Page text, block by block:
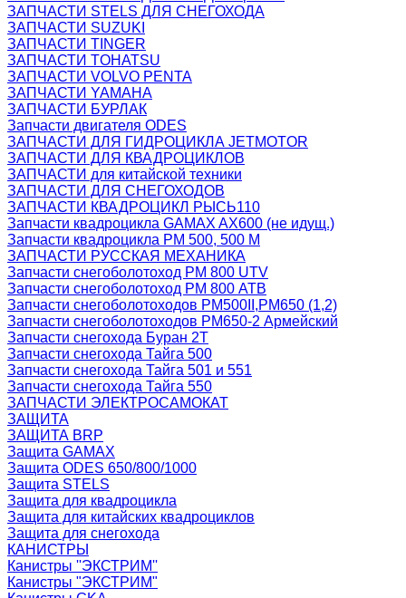
ЗАПЧАСТИ STELS ДЛЯ СНЕГОХОДА
ЗАПЧАСТИ SUZUKI
ЗАПЧАСТИ TINGER
ЗАПЧАСТИ TOHATSU
ЗАПЧАСТИ VOLVO PENTA
ЗАПЧАСТИ YAMAHA
ЗАПЧАСТИ БУРЛАК
Запчасти двигателя ODES
ЗАПЧАСТИ ДЛЯ ГИДРОЦИКЛА JETMOTOR
ЗАПЧАСТИ ДЛЯ КВАДРОЦИКЛОВ
ЗАПЧАСТИ для китайской техники
ЗАПЧАСТИ ДЛЯ СНЕГОХОДОВ
ЗАПЧАСТИ КВАДРОЦИКЛ РЫСЬ110
Запчасти квадроцикла GAMAX AX600 (не идущ.)
Запчасти квадроцикла РМ 500, 500 М
ЗАПЧАСТИ РУССКАЯ МЕХАНИКА
Запчасти снегоболотоход РМ 800 UTV
Запчасти снегоболотоход РМ 800 АТВ
Запчасти снегоболотоходов РМ500II,РМ650 (1,2)
Запчасти снегоболотоходов РМ650-2 Армейский
Запчасти снегохода Буран 2Т
Запчасти снегохода Тайга 500
Запчасти снегохода Тайга 501 и 551
Запчасти снегохода Тайга 550
ЗАПЧАСТИ ЭЛЕКТРОСАМОКАТ
ЗАЩИТА
ЗАЩИТА BRP
Защита GAMAX
Защита ODES 650/800/1000
Защита STELS
Защита для квадроцикла
Защита для китайских квадроциклов
Защита для снегохода
КАНИСТРЫ
Канистры ''ЭКСТРИМ''
Канистры "ЭКСТРИМ"